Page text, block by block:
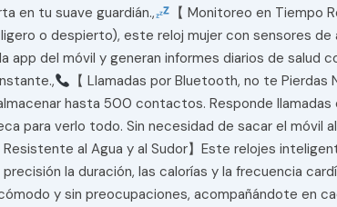
en tu suave guardián.,
【 Monitoreo en Tiempo
o despierto), este reloj mujer con sensores
del móvil y generan informes diarios de salud
【 Llamadas por Bluetooth, no te
hasta 500 contactos. Responde
para verlo todo. Sin necesidad de sacar el
Resistente al Agua y al Sudor】Este relojes
la duración, las calorías y la frecuencia
y sin preocupaciones, acompañándote en